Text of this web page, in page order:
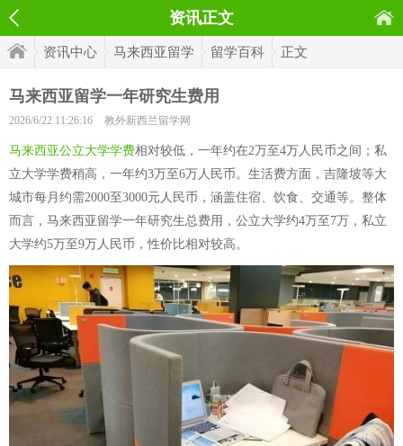
资讯正文
资讯中心 马来西亚留学 留学百科 正文
马来西亚留学一年研究生费用
2026/6/22 11:26:16 教外新西兰留学网
马来西亚公立大学学费相对较低，一年约在2万至4万人民币之间；私
立大学学费稍高，一年约3万至6万人民币。生活费方面，吉隆坡等大
城市每月约需2000至3000元人民币，涵盖住宿、饮食、交通等。整体
而言，马来西亚留学一年研究生总费用，公立大学约4万至7万，私立
大学约5万至9万人民币，性价比相对较高。